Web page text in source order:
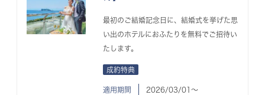
最初のご結婚記念日に、結婚式を挙げた思
い出のホテルにおふたりを無料でご招待い
たします。
成約特典
適用期間 2026/03/01〜